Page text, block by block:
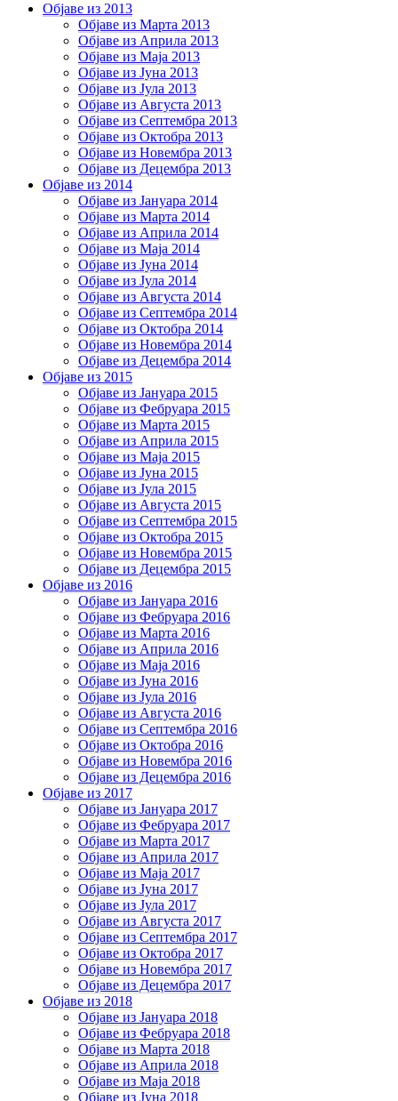
Објаве из 2013
Објаве из Марта 2013
Објаве из Априла 2013
Објаве из Маја 2013
Објаве из Јунa 2013
Објаве из Јула 2013
Објаве из Августа 2013
Објаве из Септембра 2013
Објаве из Октобра 2013
Објаве из Новембра 2013
Објаве из Децембра 2013
Објаве из 2014
Објаве из Јануара 2014
Објаве из Марта 2014
Објаве из Априла 2014
Објаве из Маја 2014
Објаве из Јуна 2014
Објаве из Јула 2014
Објаве из Августа 2014
Објаве из Септембра 2014
Објаве из Октобра 2014
Објаве из Новембра 2014
Објаве из Децембра 2014
Објаве из 2015
Објаве из Јануара 2015
Објаве из Фебруара 2015
Објаве из Марта 2015
Објаве из Априла 2015
Објаве из Маја 2015
Објаве из Јуна 2015
Објаве из Јула 2015
Објаве из Августа 2015
Објаве из Септембра 2015
Објаве из Октобра 2015
Објаве из Новембра 2015
Објаве из Децембра 2015
Објаве из 2016
Објаве из Јануара 2016
Објаве из Фебруара 2016
Објаве из Марта 2016
Објаве из Априла 2016
Објаве из Маја 2016
Објаве из Јуна 2016
Објаве из Јула 2016
Објаве из Августа 2016
Објаве из Септембра 2016
Објаве из Октобра 2016
Објаве из Новембра 2016
Објаве из Децембра 2016
Објаве из 2017
Објаве из Јануара 2017
Објаве из Фебруара 2017
Објаве из Марта 2017
Објаве из Априла 2017
Објаве из Маја 2017
Објаве из Јуна 2017
Објаве из Јула 2017
Објаве из Августа 2017
Објаве из Септембра 2017
Објаве из Октобра 2017
Објаве из Новембра 2017
Објаве из Децембра 2017
Објаве из 2018
Објаве из Јануара 2018
Објаве из Фебруара 2018
Објаве из Марта 2018
Објаве из Априла 2018
Објаве из Маја 2018
Објаве из Јуна 2018